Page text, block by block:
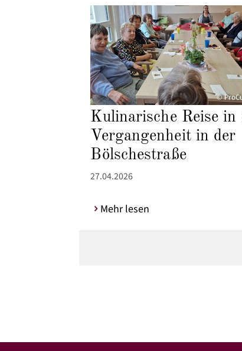
©
Kulinarische Reise in
Vergangenheit in der
Bölschestraße
27.04.2026
Mehr lesen